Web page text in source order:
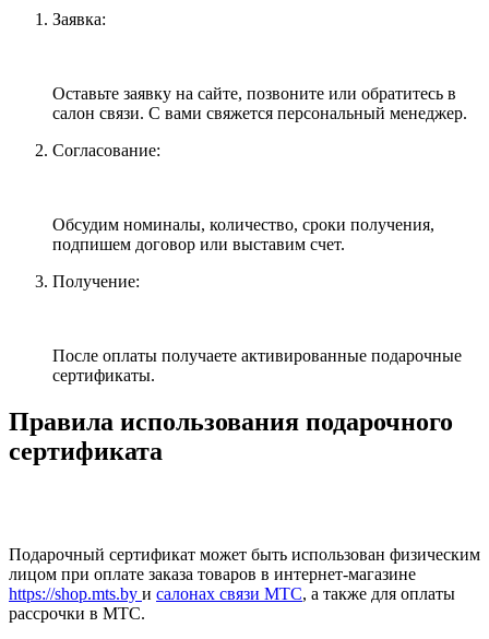
Заявка:
Оставьте заявку на сайте, позвоните или обратитесь в
салон связи. С вами свяжется персональный менеджер.
Согласование:
Обсудим номиналы, количество, сроки получения,
подпишем договор или выставим счет.
Получение:
После оплаты получаете активированные подарочные
сертификаты.
Правила использования подарочного
сертификата
Подарочный сертификат может быть использован физическим
лицом при оплате заказа товаров в интернет-магазине
https://shop.mts.by и салонах связи МТС, а также для оплаты
рассрочки в МТС.